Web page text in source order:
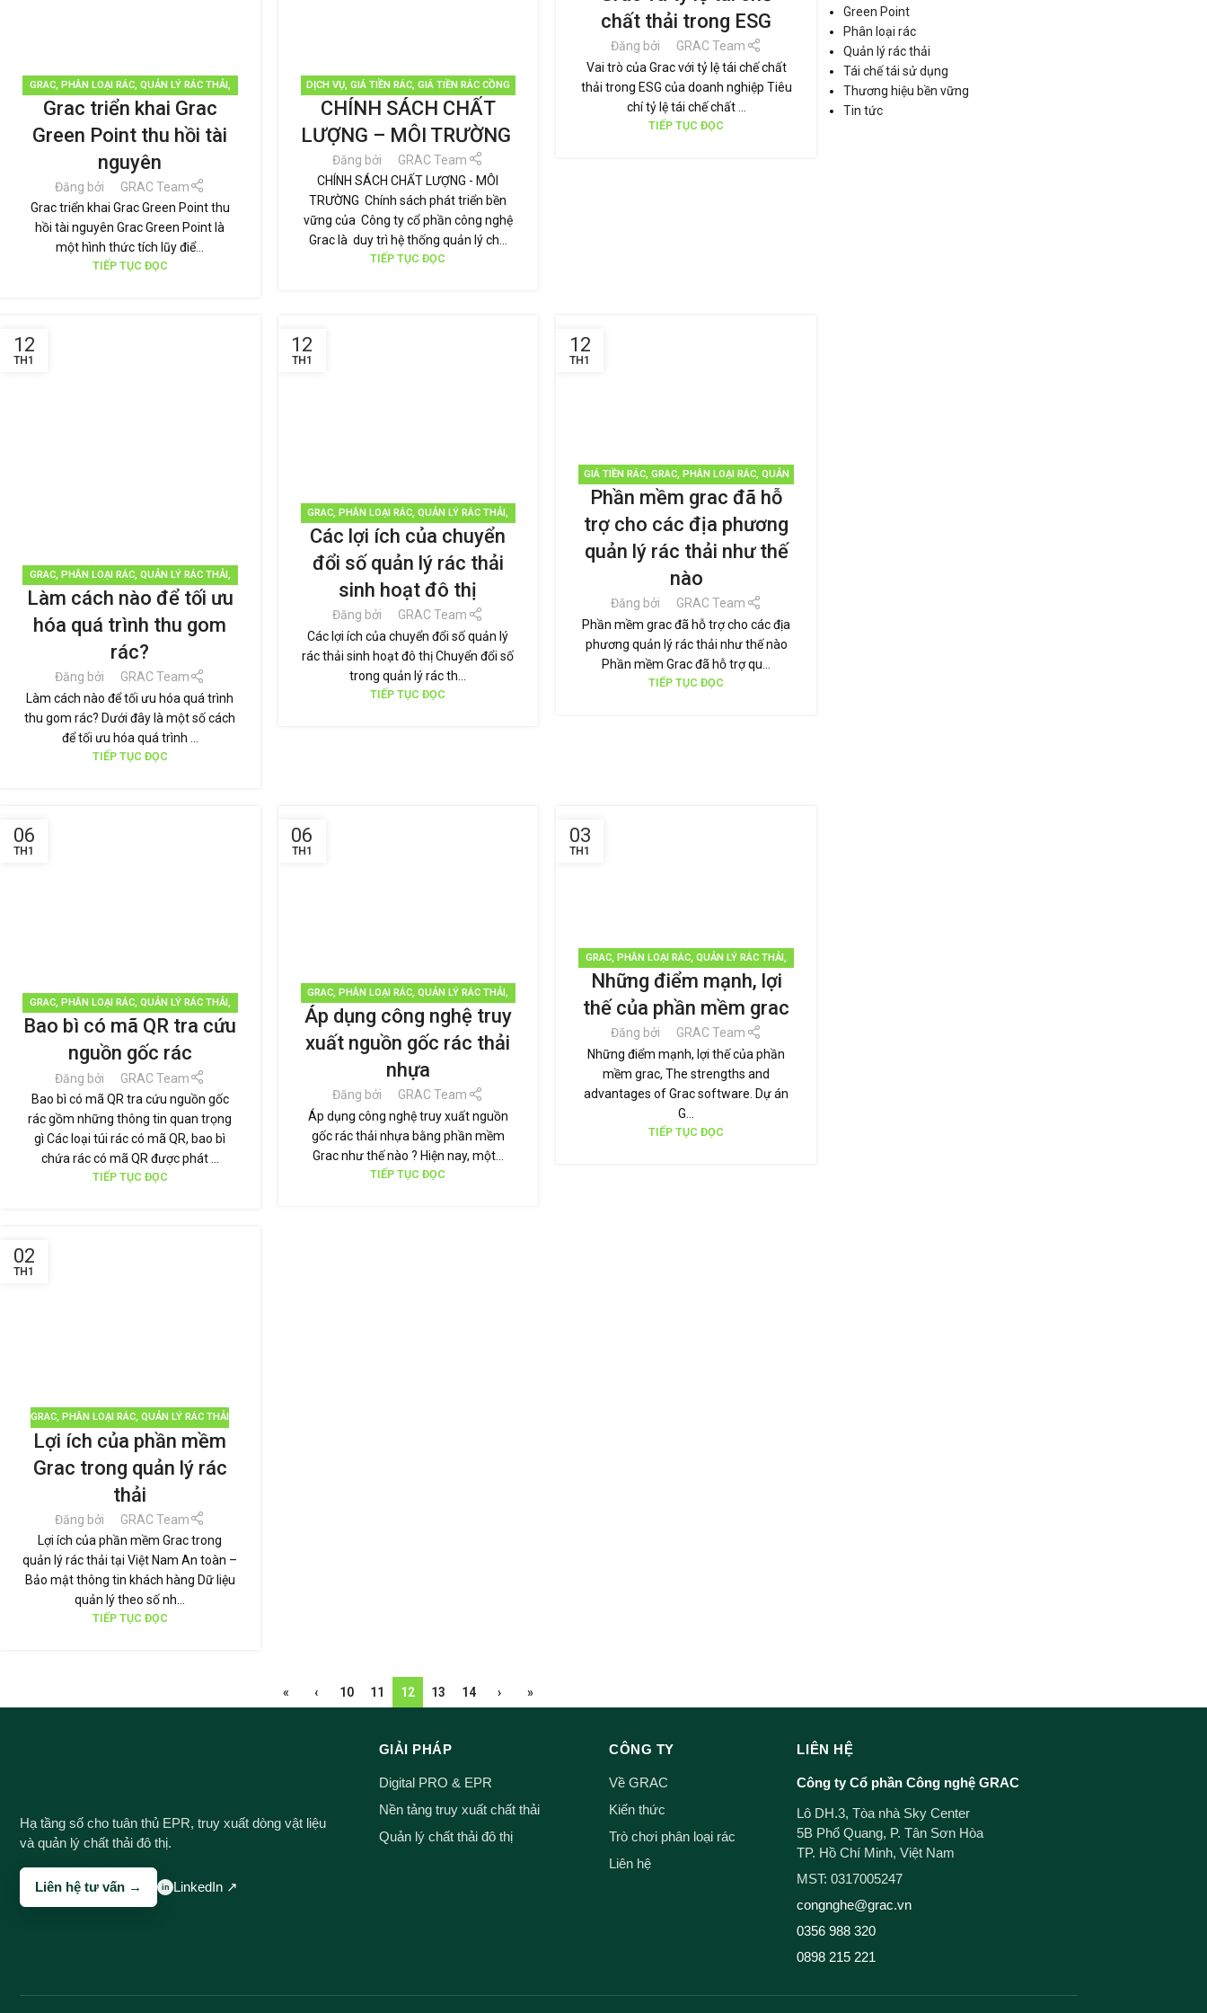
GRAC, PHÂN LOẠI RÁC, QUẢN LÝ RÁC THẢI
TÁI CHẾ TÁI SỬ DỤNG ,THƯƠNG HIỆU BỀN
Grac triển khai Grac
Green Point thu hồi tài
nguyên
Đăng bởi
GRAC Team
Grac triển khai Grac Green Point thu
hồi tài nguyên Grac Green Point là
một hình thức tích lũy điể...
TIẾP TỤC ĐỌC
DỊCH VỤ, GIÁ TIỀN RÁC, GIÁ TIỀN RÁC CỒNG
KỀNH,GRAC , PHÂN LOẠI RÁC ,QUẢN LÝ RÁC
TÁI CHẾ TÁI SỬ DỤNG
THƯƠNG HIỆU
BỀN VỮNG,TIN TỨC
CHÍNH SÁCH CHẤT
LƯỢNG – MÔI TRƯỜNG
Đăng bởi
GRAC Team
CHÍNH SÁCH CHẤT LƯỢNG - MÔI
TRƯỜNG Chính sách phát triển bền
vững của Công ty cổ phần công nghệ
Grac là duy trì hệ thống quản lý ch...
TIẾP TỤC ĐỌC
chất thải trong ESG
Đăng bởi
GRAC Team
Vai trò của Grac với tỷ lệ tái chế chất
thải trong ESG của doanh nghiệp Tiêu
chí tỷ lệ tái chế chất ...
TIẾP TỤC ĐỌC
12
TH1
GRAC, PHÂN LOẠI RÁC, QUẢN LÝ RÁC THẢI,
TIN TỨC
Làm cách nào để tối ưu
hóa quá trình thu gom
rác?
Đăng bởi
GRAC Team
Làm cách nào để tối ưu hóa quá trình
thu gom rác? Dưới đây là một số cách
để tối ưu hóa quá trình ...
TIẾP TỤC ĐỌC
12
TH1
GRAC,PHÂN LOẠI RÁC,QUẢN LÝ RÁC THẢI,
TÁI CHẾ TÁI SỬ DỤNG, TIN TỨC
Các lợi ích của chuyển
đổi số quản lý rác thải
sinh hoạt đô thị
Đăng bởi
GRAC Team
Các lợi ích của chuyển đổi số quản lý
rác thải sinh hoạt đô thị Chuyển đổi số
trong quản lý rác th...
TIẾP TỤC ĐỌC
12
TH1
GIÁ TIỀN RÁC, GRAC, PHÂN LOẠI RÁC, QUẢN
LÝ RÁC THẢI ,TÁI CHẾ TÁI SỬ DỤNG,TIN TỨC
Phần mềm grac đã hỗ
trợ cho các địa phương
quản lý rác thải như thế
nào
Đăng bởi
GRAC Team
Phần mềm grac đã hỗ trợ cho các địa
phương quản lý rác thải như thế nào
Phần mềm Grac đã hỗ trợ qu...
TIẾP TỤC ĐỌC
06
TH1
GRAC, PHÂN LOẠI RÁC, QUẢN LÝ RÁC THẢI,
TÁI CHẾ TÁI SỬ DỤNG ,TIN TỨC
Bao bì có mã QR tra cứu
nguồn gốc rác
Đăng bởi
GRAC Team
Bao bì có mã QR tra cứu nguồn gốc
rác gồm những thông tin quan trọng
gì Các loại túi rác có mã QR, bao bì
chứa rác có mã QR được phát ...
TIẾP TỤC ĐỌC
06
TH1
GRAC,PHÂN LOẠI RÁC,QUẢN LÝ RÁC THẢI,
TÁI CHẾ TÁI SỬ DỤNG,TIN TỨC
Áp dụng công nghệ truy
xuất nguồn gốc rác thải
nhựa
Đăng bởi
GRAC Team
Áp dụng công nghệ truy xuất nguồn
gốc rác thải nhựa bằng phần mềm
Grac như thế nào ? Hiện nay, một...
TIẾP TỤC ĐỌC
03
TH1
GRAC,PHÂN LOẠI RÁC,QUẢN LÝ RÁC THẢI,
TÁI CHẾ TÁI SỬ DỤNG,TIN TỨC
Những điểm mạnh, lợi
thế của phần mềm grac
Đăng bởi
GRAC Team
Những điểm mạnh, lợi thế của phần
mềm grac, The strengths and
advantages of Grac software. Dự án
G...
TIẾP TỤC ĐỌC
02
TH1
GRAC, PHÂN LOẠI RÁC,QUẢN LÝ RÁC THẢI
Lợi ích của phần mềm
Grac trong quản lý rác
thải
Đăng bởi
GRAC Team
Lợi ích của phần mềm Grac trong
quản lý rác thải tại Việt Nam An toàn –
Bảo mật thông tin khách hàng Dữ liệu
quản lý theo số nh...
TIẾP TỤC ĐỌC
« ‹ 10 11 12 13 14 › »
Green Point
Phân loại rác
Quản lý rác thải
Tái chế tái sử dụng
Thương hiệu bền vững
Tin tức
Hạ tầng số cho tuân thủ EPR, truy xuất dòng vật liệu
và quản lý chất thải đô thị.
Liên hệ tư vấn → LinkedIn ↗
GIẢI PHÁP
Digital PRO & EPR
Nền tảng truy xuất chất thải
Quản lý chất thải đô thị
CÔNG TY
Về GRAC
Kiến thức
Trò chơi phân loại rác
Liên hệ
LIÊN HỆ
Công ty Cổ phần Công nghệ GRAC
Lô DH.3, Tòa nhà Sky Center
5B Phổ Quang, P. Tân Sơn Hòa
TP. Hồ Chí Minh, Việt Nam
MST: 0317005247
congnghe@grac.vn
0356 988 320
0898 215 221